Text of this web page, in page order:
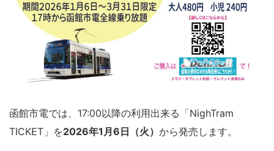
函館市電では、17:00以降の利用出来る「NighTram
TICKET」を2026年1月6日（火） から発売します。